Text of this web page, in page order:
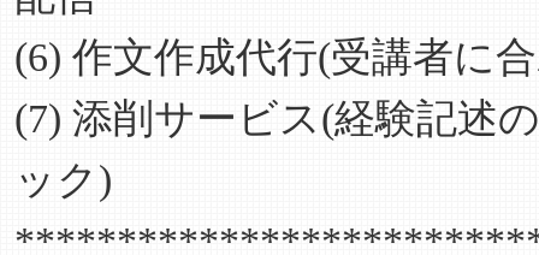
(6) 作文作成代行(受講者に
(7) 添削サービス(経験記述
ック)